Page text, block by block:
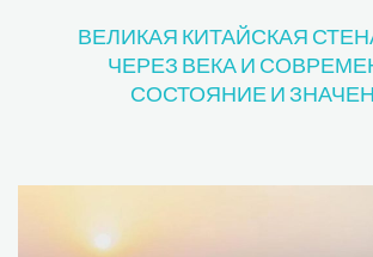
ВЕЛИКАЯ КИТАЙСКАЯ
ЧЕРЕЗ ВЕКА И
СОСТОЯНИЕ И